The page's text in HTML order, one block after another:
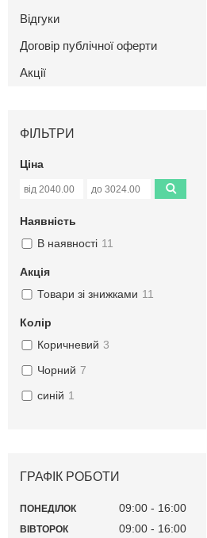
Відгуки
Договір публічної оферти
Акції
ФІЛЬТРИ
Ціна
Наявність
В наявності 11
Акція
Товари зі знижками 11
Колір
Коричневий 3
Чорний 7
синій 1
ГРАФІК РОБОТИ
ПОНЕДІЛОК 09:00 16:00
ВІВТОРОК 09:00 16:00